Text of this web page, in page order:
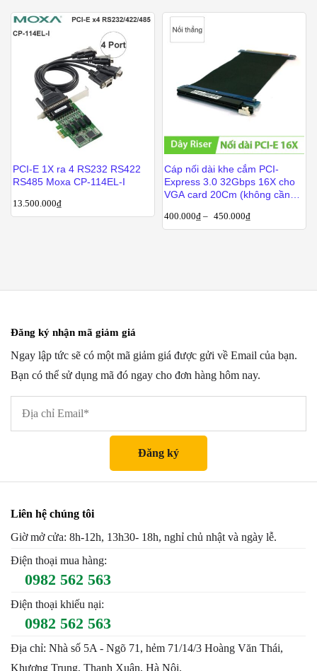
PCI-E 1X ra 4 RS232 RS422
RS485 Moxa CP-114EL-I
13.500.000₫
Cáp nối dài khe cắm PCI-
Express 3.0 32Gbps 16X cho
VGA card 20Cm (không cần
400.000₫ – 450.000₫
Đăng ký nhận mã giảm giá
Ngay lập tức sẽ có một mã giảm giá được gửi về Email của bạn.
Bạn có thể sử dụng mã đó ngay cho đơn hàng hôm nay.
Liên hệ chúng tôi
Giờ mở cửa: 8h-12h, 13h30- 18h, nghỉ chủ nhật và ngày lễ.
Điện thoại mua hàng:
0982 562 563
Điện thoại khiếu nại:
0982 562 563
Địa chỉ: Nhà số 5A - Ngõ 71, hẻm 71/14/3 Hoàng Văn Thái,
Khương Trung, Thanh Xuân, Hà Nội.